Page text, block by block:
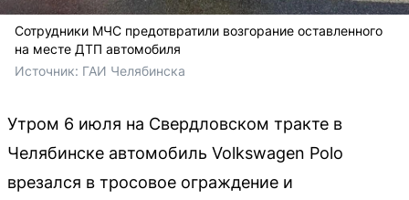
Сотрудники МЧС предотвратили возгорание оставленного
на месте ДТП автомобиля
Источник: ГАИ Челябинска
Утром 6 июля на Свердловском тракте в
Челябинске автомобиль Volkswagen Polo
врезался в тросовое ограждение и